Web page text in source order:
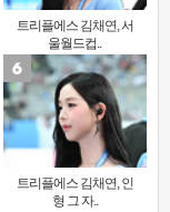
트리플에스 김채연, 서
울월드컵..
트리플에스 김채연, 인
형 그 자..